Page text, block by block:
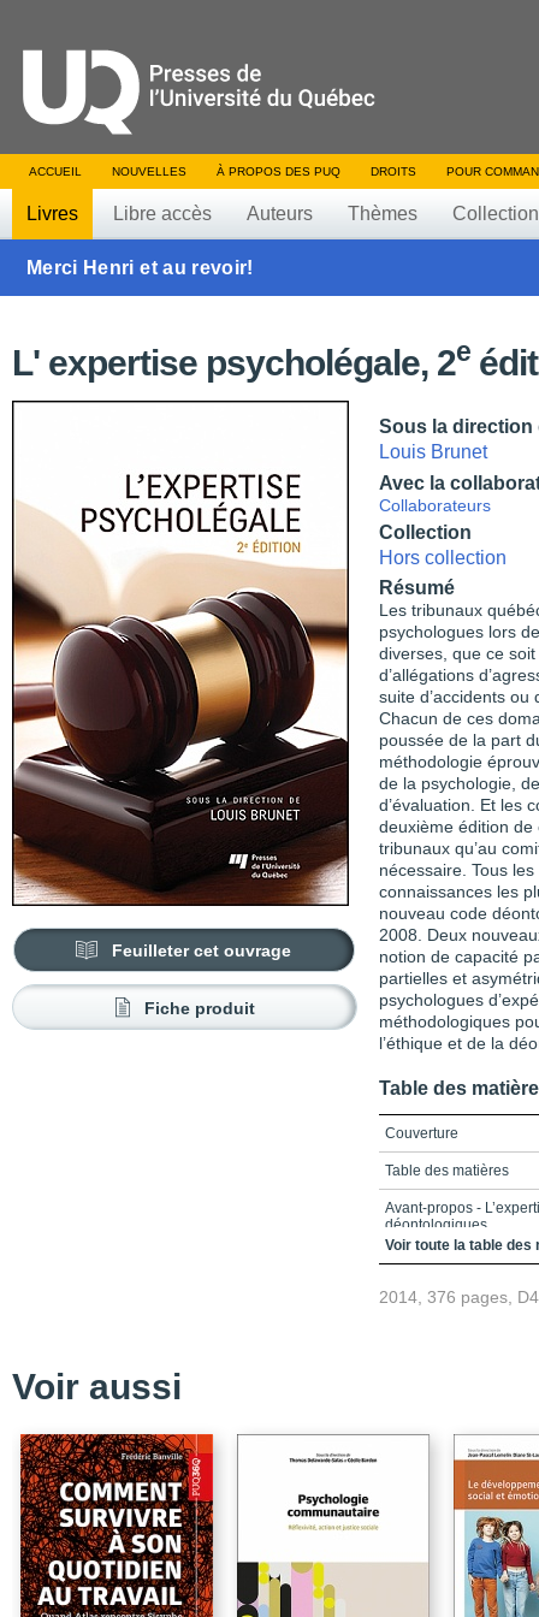
ACCUEIL NOUVELLES À PROPOS DES PUQ DROITS POUR
Livres Libre accès Auteurs Thèmes
Merci Henri et au revoir!
L' expertise psycholégale, 2e
Feuilleter cet ouvrage
Fiche produit
Sous la direction
Louis Brunet
Avec la
Collaborateurs
Collection
Hors collection
Résumé
Les tribunaux
psychologues lors
diverses, que ce
d’allégations
suite d’accidents ou
Chacun de ces
poussée de la part
méthodologie
de la psychologie,
d’évaluation. Et les
deuxième édition
tribunaux qu’au
nécessaire. Tous
connaissances les
nouveau code
2008. Deux
notion de capacité
partielles et
psychologues
méthodologiques
l’éthique et de la
Table des
Couverture
Table des matières
Avant-propos -
déontologiques
Partie 1 - Le
Chapitre 1 - Le
Chapitre 4 -
psycholégale
chapitre 5 - La
psycholégale
Partie 3 - Les
Chapitre 6 - La garde
Voir toute la table des
2014, 376 pages,
Voir aussi